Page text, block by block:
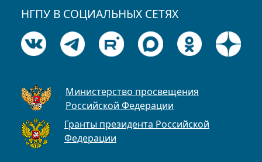
НГПУ В СОЦИАЛЬНЫХ СЕТЯХ
Министерство просвещения
Российской Федерации
Гранты президента Российской
Федерации